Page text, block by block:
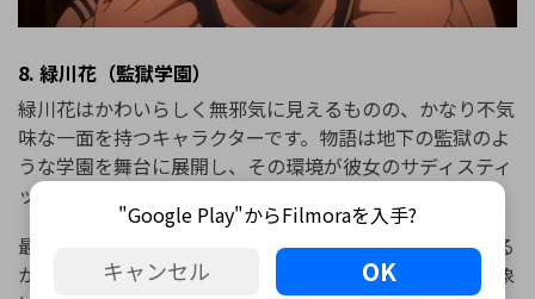
8. 緑川花（監獄学園）
緑川花はかわいらしく無邪気に見えるものの、かなり不気
味な一面を持つキャラクターです。物語は地下の監獄のよ
うな学園を舞台に展開し、その環境が彼女のサディスティ
ックな性格をより際立たせています。
最初はその場に似つかわしくないかわいい女の子に見える
かもしれません。しかし物語を追うにつれ、視聴者の印象
"Google Play"からFilmoraを入手?
キャンセル OK